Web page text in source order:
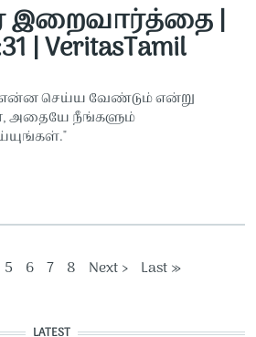
இறைவார்த்தை |
| VeritasTamil
என்ன செய்ய வேண்டும் என்று
அதையே நீங்களும்
Page
5 Page
6 Page
7 Page
8 Next page
Next › Last page
Last »
LATEST